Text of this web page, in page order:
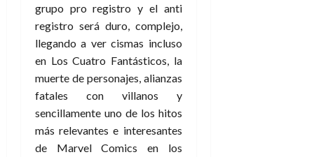
grupo pro registro y el anti
registro será duro, complejo,
llegando a ver cismas incluso
en Los Cuatro Fantásticos, la
muerte de personajes, alianzas
fatales con villanos y
sencillamente uno de los hitos
más relevantes e interesantes
de Marvel Comics en los